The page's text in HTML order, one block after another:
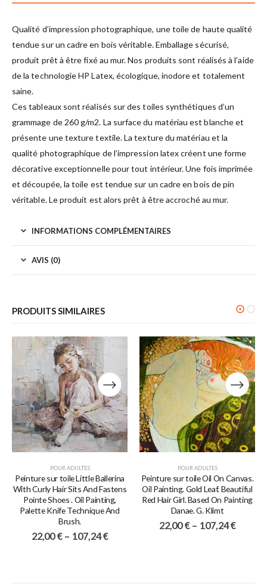
Qualité d’impression photographique, une toile de haute qualité
tendue sur un cadre en bois véritable. Emballage sécurisé,
produit prêt à être fixé au mur. Nos produits sont réalisés à l’aide
de la technologie HP Latex, écologique, inodore et totalement
saine.
Ces tableaux sont réalisés sur des toiles synthétiques d’un
grammage de 260 g/m2. La surface du matériau est blanche et
présente une texture textile. La texture du matériau et la
qualité photographique de l’impression latex créent une forme
décorative exceptionnelle pour tout intérieur. Une fois imprimée
et découpée, la toile est tendue sur un cadre en bois de pin
véritable. Le produit est alors prêt à être accroché au mur.
INFORMATIONS COMPLÉMENTAIRES
AVIS (0)
PRODUITS SIMILAIRES
POUR ADULTES
Peinture sur toile Little Ballerina
With Curly Hair Sits And Fastens
Pointe Shoes . Oil Painting,
Palette Knife Technique And
Brush.
22,00€ – 107,24€
POUR ADULTES
Peinture sur toile Oil On Canvas.
Oil Painting. Gold Leaf. Beautiful
Red Hair Girl. Based On Painting
Danae. G. Klimt
22,00€ – 107,24€